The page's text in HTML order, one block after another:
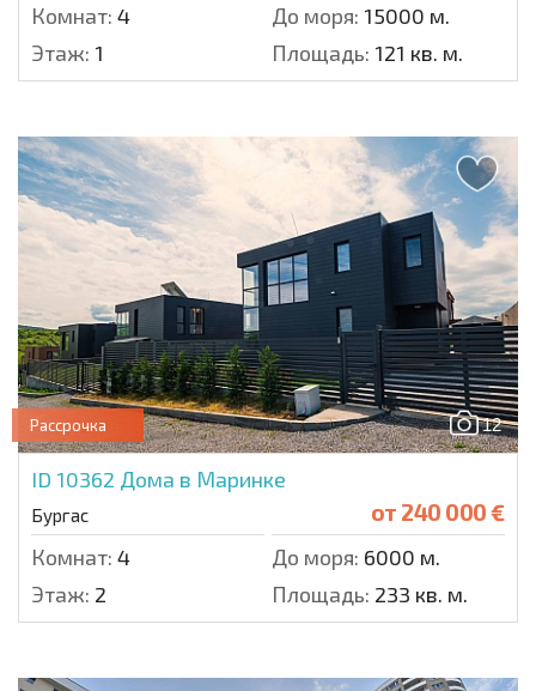
Комнат: 4 До моря: 15000 м.
Этаж: 1 Площадь: 121 кв. м.
12
Рассрочка
ID 10362 Дома в Маринке
Бургас от 240 000 €
Комнат: 4 До моря: 6000 м.
Этаж: 2 Площадь: 233 кв. м.